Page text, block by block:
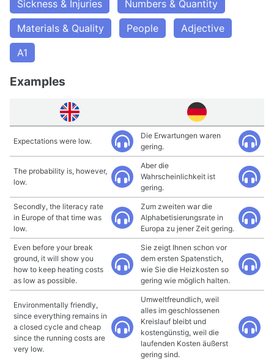
Sickness & Injuries
Numbers & Quantity
Materials & Quality
People
Adjective
A1
Examples
Expectations were low.
Die Erwartungen waren
gering.
The probability is, however,
low.
Aber die
Wahrscheinlichkeit ist
gering.
Secondly, the literacy rate
in Europe of that time was
low.
Zum zweiten war die
Alphabetisierungsrate in
Europa zu jener Zeit gering.
Even before your break
ground, it will show you
how to keep heating costs
as low as possible.
Sie zeigt Ihnen schon vor
dem ersten Spatenstich,
wie Sie die Heizkosten so
gering wie möglich halten.
Environmentally friendly,
since everything remains in
a closed cycle and cheap
since the running costs are
very low.
Umweltfreundlich, weil
alles im geschlossenen
Kreislauf bleibt und
kostengünstig, weil die
laufenden Kosten äußerst
gering sind.